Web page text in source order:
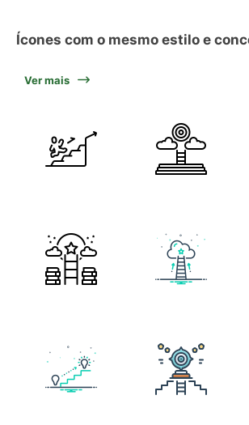
Ícones com o mesmo estilo e
Ver mais